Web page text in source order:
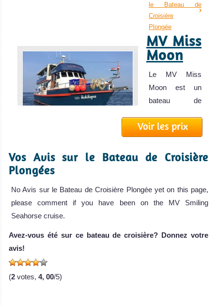
le Bateau de
Croisière
Plongée
MV Miss
Moon
Le MV Miss
Moon est un
bateau de
MV Miss Moon
Avis sur le Bateau
Plongée
Sea
Mise à jour 2019
est opér
Voir les prix
Vos Avis sur le Bateau de Croisière
Plongées
No Avis sur le Bateau de Croisière Plongée yet on this page,
please comment if you have been on the MV Smiling
Seahorse cruise.
Avez-vous été sur ce bateau de croisière? Donnez votre
avis!
(2 votes, 4, 00/5)